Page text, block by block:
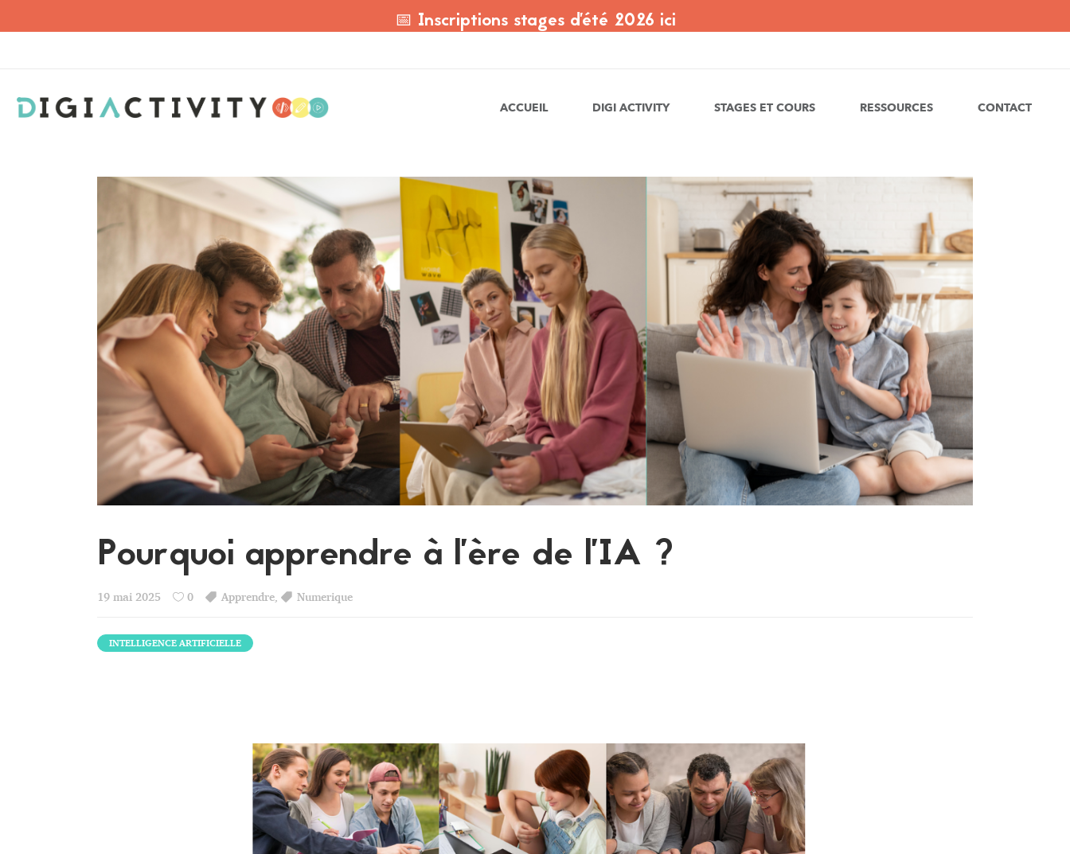
📅 Inscriptions stages d'été 2026 ici
ACCUEIL DIGI ACTIVITY STAGES ET COURS RESSOURCES CONTACT
Pourquoi apprendre à l’ère de l’IA ?
19 mai 2025 0 Apprendre Numerique
INTELLIGENCE ARTIFICIELLE